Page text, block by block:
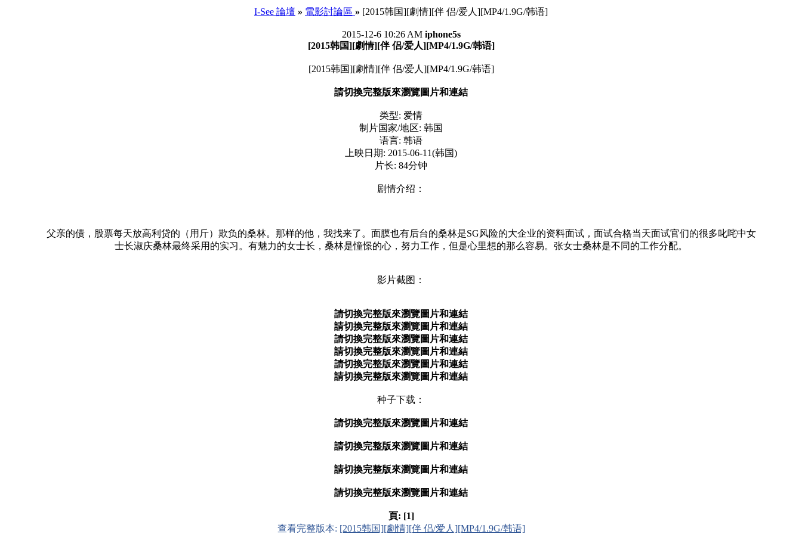
I-See 論壇 » 電影討論區 » [2015韩国][劇情][伴 侣/爱人][MP4/1.9G/韩语]
2015-12-6 10:26 AM iphone5s
[2015韩国][劇情][伴 侣/爱人][MP4/1.9G/韩语]
[2015韩国][劇情][伴 侣/爱人][MP4/1.9G/韩语]
請切換完整版來瀏覽圖片和連結
类型: 爱情
制片国家/地区: 韩国
语言: 韩语
上映日期: 2015-06-11(韩国)
片长: 84分钟
剧情介绍：
父亲的债，股票每天放高利贷的（用斤）欺负的桑林。那样的他，我找来了。面膜也有后台的桑林是SG风险的大企业的资料面试，面试合格当天面试官们的很多叱咤中女
士长淑庆桑林最终采用的实习。有魅力的女士长，桑林是憧憬的心，努力工作，但是心里想的那么容易。张女士桑林是不同的工作分配。
影片截图：
請切換完整版來瀏覽圖片和連結
請切換完整版來瀏覽圖片和連結
請切換完整版來瀏覽圖片和連結
請切換完整版來瀏覽圖片和連結
請切換完整版來瀏覽圖片和連結
請切換完整版來瀏覽圖片和連結
种子下载：
請切換完整版來瀏覽圖片和連結
請切換完整版來瀏覽圖片和連結
請切換完整版來瀏覽圖片和連結
請切換完整版來瀏覽圖片和連結
頁: [1]
查看完整版本: [2015韩国][劇情][伴 侣/爱人][MP4/1.9G/韩语]